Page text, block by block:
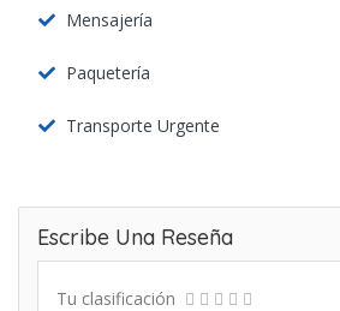
Mensajería
Paquetería
Transporte Urgente
Escribe Una Reseña
Tu clasificación